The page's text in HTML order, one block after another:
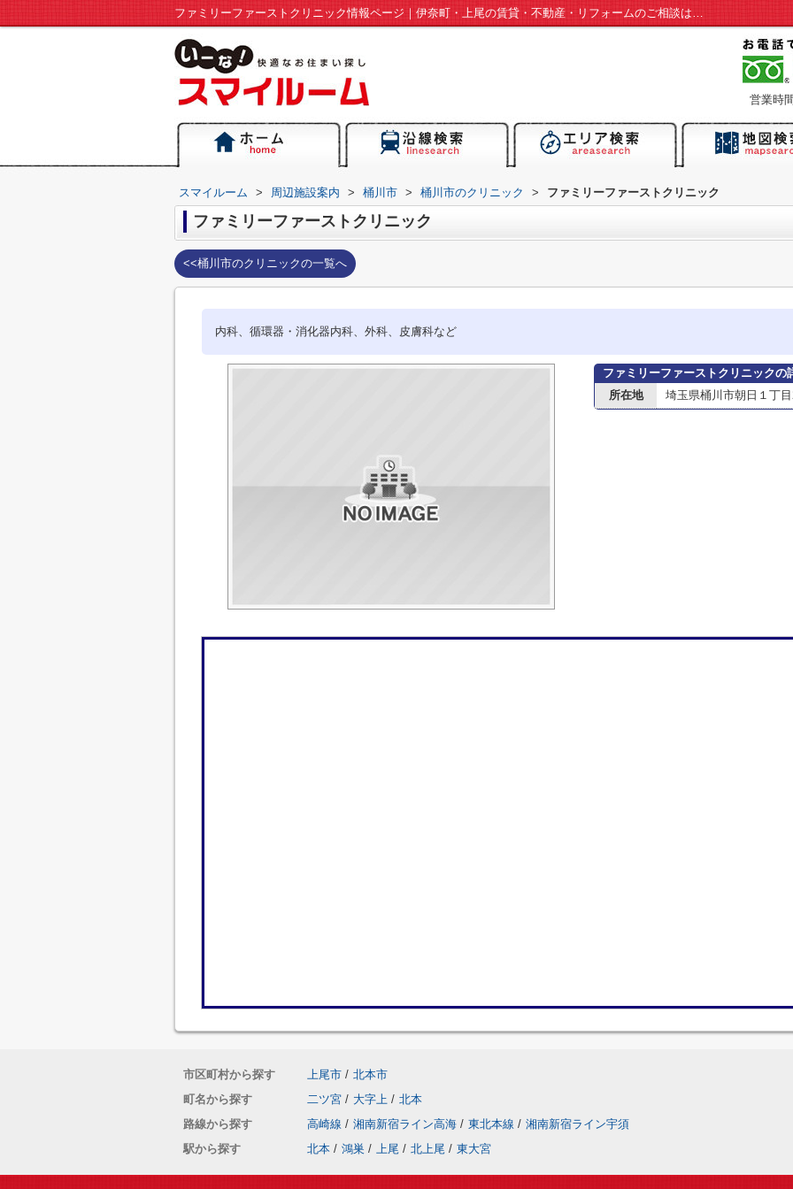
ファミリーファーストクリニック情報ページ｜伊奈町・上尾の賃貸・不動産・リフォームのご相談はスマイルームへ
営業時
スマイルーム > 周辺施設案内 > 桶川市 > 桶川市のクリニック > ファミリーファーストクリニック
ファミリーファーストクリニック
<<桶川市のクリニックの一覧へ
内科、循環器・消化器内科、外科、皮膚科など
ファミリーファーストクリニックの
所在地
埼玉県桶川市朝日１丁
市区町村から探す 上尾市 / 北本市
町名から探す
二ツ宮 / 大字上 / 北本
路線から探す
高崎線 / 湘南新宿ライン高海 / 東北本線 / 湘南新宿ライン宇須
駅から探す
北本 / 鴻巣 / 上尾 / 北上尾 / 東大宮